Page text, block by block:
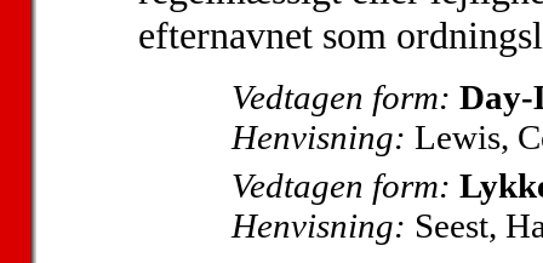
efternavnet som
Vedtagen form: Day-
Henvisning: Lewis,
Vedtagen form:
Henvisning: Seest,